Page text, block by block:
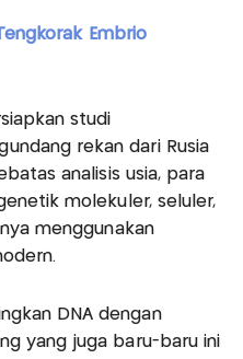
Embrio
studi
rekan dari Rusia
analisis usia, para
molekuler, seluler,
menggunakan
DNA dengan
yang juga baru-baru ini